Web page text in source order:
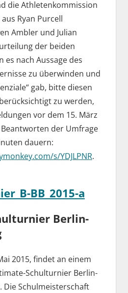
die Athletenkommission
Ryan Purcell
Ambler und Julian
der beiden
es nach Aussage des
zu überwinden und
gab, bitte diesen
zu werden,
vor dem 15. März
der Umfrage
dauern:
s/YDJLPNR.
Berlin-
2015, findet an einem
Schulturnier Berlin-
Schulmeisterschaft